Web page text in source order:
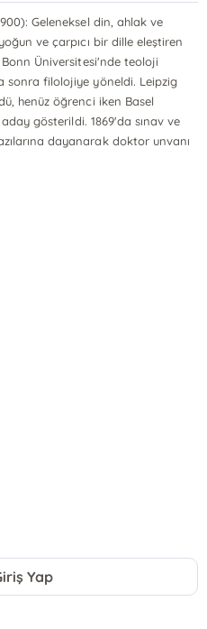
Geleneksel din, ahlak ve
ve çarpıcı bir dille eleştiren
Üniversitesi'nde teoloji
sonra filolojiye yöneldi. Leipzig
henüz öğrenci iken Basel
gösterildi. 1869'da sınav ve
dayanarak doktor unvanı
Yap